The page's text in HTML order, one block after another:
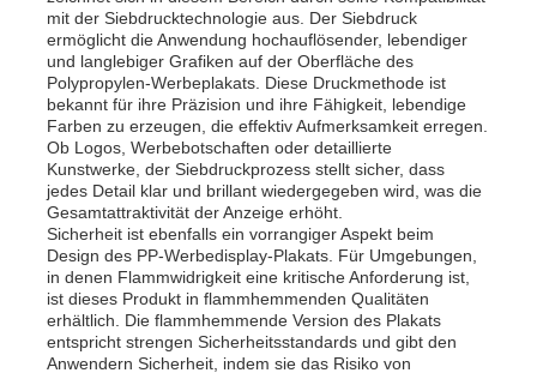
Produkte
Über uns
Fabrik Tour
Qualitätskontrolle
Kontakt
mit der Siebdrucktechnologie aus. Der Siebdruck
ermöglicht die Anwendung hochauflösender, lebendiger
und langlebiger Grafiken auf der Oberfläche des
Polypropylen-Werbeplakats. Diese Druckmethode ist
bekannt für ihre Präzision und ihre Fähigkeit, lebendige
Farben zu erzeugen, die effektiv Aufmerksamkeit erregen.
Ob Logos, Werbebotschaften oder detaillierte
Kunstwerke, der Siebdruckprozess stellt sicher, dass
jedes Detail klar und brillant wiedergegeben wird, was die
Gesamtattraktivität der Anzeige erhöht.
Sicherheit ist ebenfalls ein vorrangiger Aspekt beim
Design des PP-Werbedisplay-Plakats. Für Umgebungen,
in denen Flammwidrigkeit eine kritische Anforderung ist,
ist dieses Produkt in flammhemmenden Qualitäten
erhältlich. Die flammhemmende Version des Plakats
entspricht strengen Sicherheitsstandards und gibt den
Anwendern Sicherheit, indem sie das Risiko von